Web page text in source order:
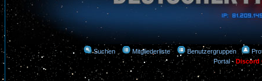
Suchen Mitgliederliste Benutzergruppen
Portal-Discord